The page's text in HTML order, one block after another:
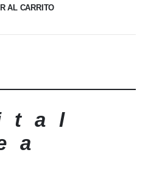
AL CARRITO